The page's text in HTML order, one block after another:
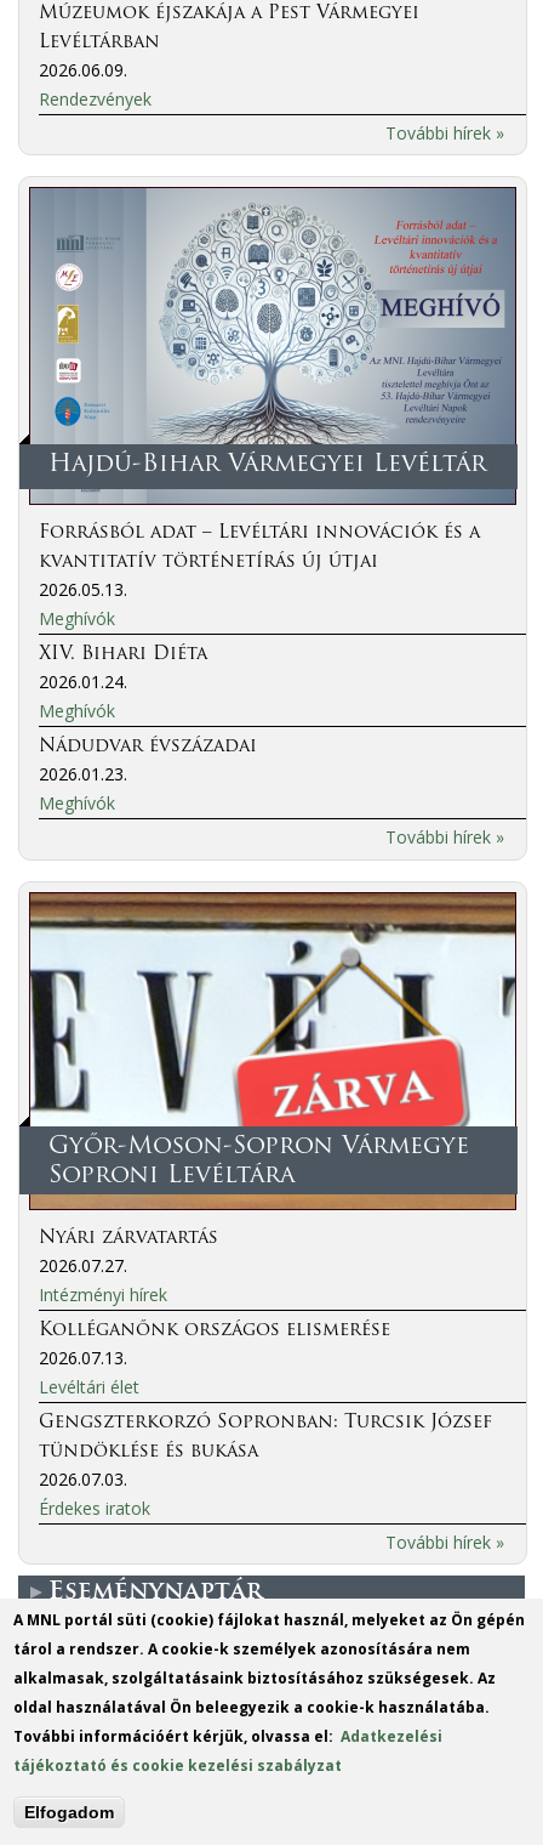
Múzeumok éjszakája a Pest Vármegyei
Levéltárban
2026.06.09.
Rendezvények
További hírek »
Hajdú-Bihar Vármegyei Levéltár
Forrásból adat – Levéltári innovációk és a
kvantitatív történetírás új útjai
2026.05.13.
Meghívók
XIV. Bihari Diéta
2026.01.24.
Meghívók
Nádudvar évszázadai
2026.01.23.
Meghívók
További hírek »
Győr-Moson-Sopron Vármegye
Soproni Levéltára
Nyári zárvatartás
2026.07.27.
Intézményi hírek
Kolléganőnk országos elismerése
2026.07.13.
Levéltári élet
Gengszterkorzó Sopronban: Turcsik József
tündöklése és bukása
2026.07.03.
Érdekes iratok
További hírek »
Eseménynaptár
More events
MO
TU WE TH FR SA
SU
3
A MNL portál süti (cookie) fájlokat használ, melyeket az Ön gépén
tárol a rendszer. A cookie-k személyek azonosítására nem
alkalmasak, szolgáltatásaink biztosításához szükségesek. Az
oldal használatával Ön beleegyezik a cookie-k használatába.
További információért kérjük, olvassa el:Adatkezelési
tájékoztató és cookie kezelési szabályzat
Elfogadom